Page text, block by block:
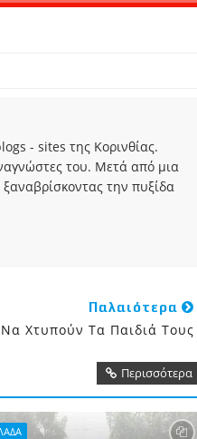
- sites της Κορινθίας.
του. Μετά από μια
την πυξίδα
Παλαιότερα
Να Χτυπούν Τα Παιδιά Τους
Περισσότερα